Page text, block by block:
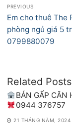
hướng
bài
viết
PREVIOUS
Previous
post:
Em cho thuê The
phòng ngủ giá 5
0799880079
Related Posts
BÁN GẤP CĂN
0944 376757
21 THÁNG NĂM, 2024